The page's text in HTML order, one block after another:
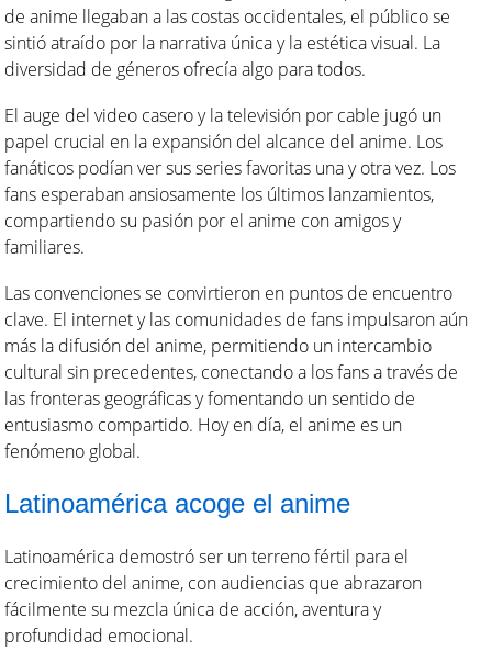
de anime llegaban a las costas occidentales, el público se
sintió atraído por la narrativa única y la estética visual. La
diversidad de géneros ofrecía algo para todos.
El auge del video casero y la televisión por cable jugó un
papel crucial en la expansión del alcance del anime. Los
fanáticos podían ver sus series favoritas una y otra vez. Los
fans esperaban ansiosamente los últimos lanzamientos,
compartiendo su pasión por el anime con amigos y
familiares.
Las convenciones se convirtieron en puntos de encuentro
clave. El internet y las comunidades de fans impulsaron aún
más la difusión del anime, permitiendo un intercambio
cultural sin precedentes, conectando a los fans a través de
las fronteras geográficas y fomentando un sentido de
entusiasmo compartido. Hoy en día, el anime es un
fenómeno global.
Latinoamérica acoge el anime
Latinoamérica demostró ser un terreno fértil para el
crecimiento del anime, con audiencias que abrazaron
fácilmente su mezcla única de acción, aventura y
profundidad emocional.